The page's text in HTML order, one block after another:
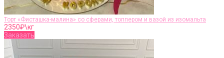
Торт «Фисташка-малина» со сферами, топпером и вазой из изомальта
2350₽\кг
Заказать